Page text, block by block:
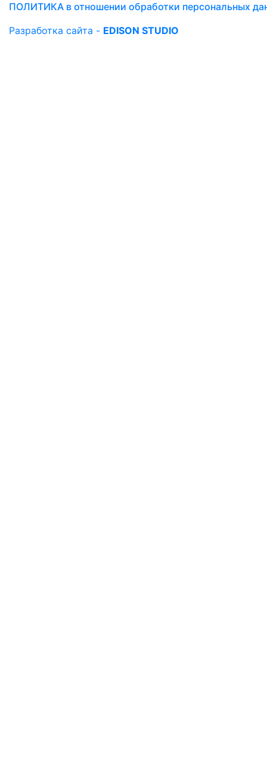
ПОЛИТИКА в отношении обработки персональных
Разработка сайта - EDISON STUDIO